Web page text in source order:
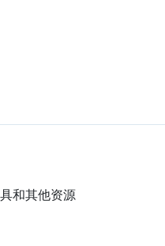
和其他资源